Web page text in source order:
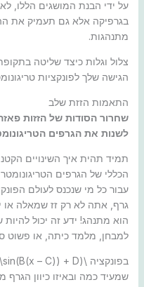
על ידי הבנת המושגים הללו,
בגרפיקה אלא גם תעמיק את
מתנהגות.
צלול וגלות כיצד שליטה
הגישה שלך לפונקציות
התאמות הזזת שלב
שחרור הסודות של הזזות
לשנות את הגרפים
תמיד תהית איך השינויים
הכללי של הגרפים
עבור כל מי שנכנס לעולם
גרף, אתה לא רק זז שמאלה
הוא מתנהג! ידע זה יכול
למבחן, מלמד כיתה, או פשוט
שמעיד כמה ובאיזו כיוון הגרף